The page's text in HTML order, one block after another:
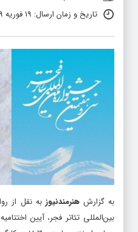
تاریخ و زمان ارسال: 19 فوریه 2019 ساعت 18:48
به گزارشهنرمندنیوز به نقل از
بین‌المللی تئاتر فجر، آیین